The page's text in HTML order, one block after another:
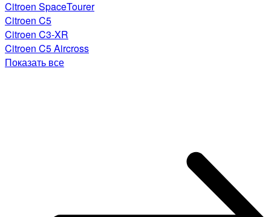
Citroen SpaceTourer
Citroen C5
Citroen C3-XR
Citroen C5 Aircross
Показать все